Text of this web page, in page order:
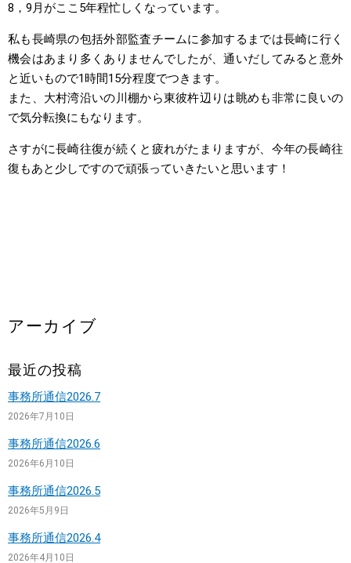
8，9月がここ5年程忙しくなっています。
私も長崎県の包括外部監査チームに参加するまでは長崎に行く
機会はあまり多くありませんでしたが、通いだしてみると意外
と近いもので1時間15分程度でつきます。
また、大村湾沿いの川棚から東彼杵辺りは眺めも非常に良いの
で気分転換にもなります。
さすがに長崎往復が続くと疲れがたまりますが、今年の長崎往
復もあと少しですので頑張っていきたいと思います！
アーカイブ
最近の投稿
事務所通信2026.7
2026年7月10日
事務所通信2026.6
2026年6月10日
事務所通信2026.5
2026年5月9日
事務所通信2026.4
2026年4月10日